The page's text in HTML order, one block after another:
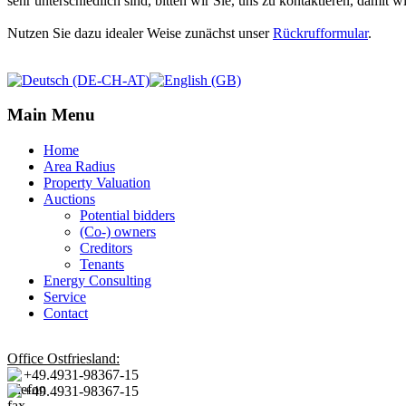
Nutzen Sie dazu idealer Weise zunächst unserRückrufformular.
Main Menu
Home
Area Radius
Property Valuation
Auctions
Potential bidders
(Co-) owners
Creditors
Tenants
Energy Consulting
Service
Contact
Office Ostfriesland:
+49.4931-98367-15
+49.4931-98367-15